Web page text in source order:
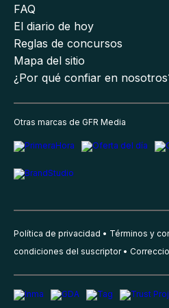
FAQ
El diario de hoy
Reglas de concursos
Mapa del sitio
¿Por qué confiar en
Otras marcas de GFR Media
Política de privacidad Términos y
condiciones del suscriptor